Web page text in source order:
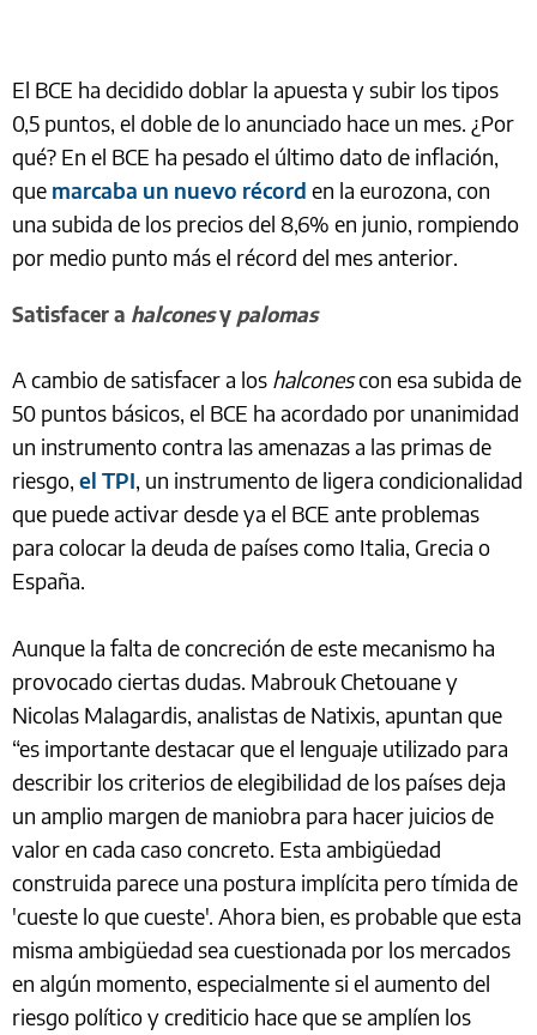
El BCE ha decidido doblar la apuesta y subir los tipos
0,5 puntos, el doble de lo anunciado hace un mes. ¿Por
qué? En el BCE ha pesado el último dato de inflación,
que marcaba un nuevo récord en la eurozona, con
una subida de los precios del 8,6% en junio, rompiendo
por medio punto más el récord del mes anterior.
Satisfacer a halconesy palomas
A cambio de satisfacer a los halconescon esa subida de
50 puntos básicos, el BCE ha acordado por unanimidad
un instrumento contra las amenazas a las primas de
riesgo, el TPI, un instrumento de ligera condicionalidad
que puede activar desde ya el BCE ante problemas
para colocar la deuda de países como Italia, Grecia o
España.
Aunque la falta de concreción de este mecanismo ha
provocado ciertas dudas. Mabrouk Chetouane y
Nicolas Malagardis, analistas de Natixis, apuntan que
“es importante destacar que el lenguaje utilizado para
describir los criterios de elegibilidad de los países deja
un amplio margen de maniobra para hacer juicios de
valor en cada caso concreto. Esta ambigüedad
construida parece una postura implícita pero tímida de
'cueste lo que cueste'. Ahora bien, es probable que esta
misma ambigüedad sea cuestionada por los mercados
en algún momento, especialmente si el aumento del
riesgo político y crediticio hace que se amplíen los